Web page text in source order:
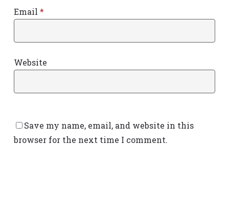
Email *
Website
Save my name, email, and website in this
browser for the next time I comment.